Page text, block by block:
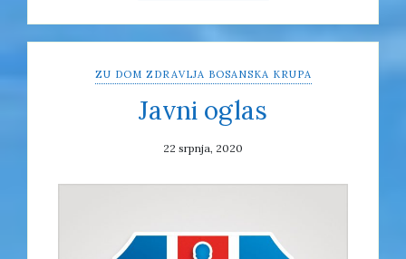
ZU DOM ZDRAVLJA BOSANSKA KRUPA
Javni oglas
22 srpnja, 2020